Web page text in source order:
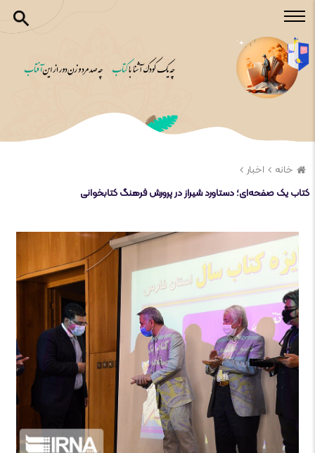
خانه
اخبار
کتاب یک صفحه‌ای؛ دستاورد شیراز در پرورش فرهنگ کتابخوانی